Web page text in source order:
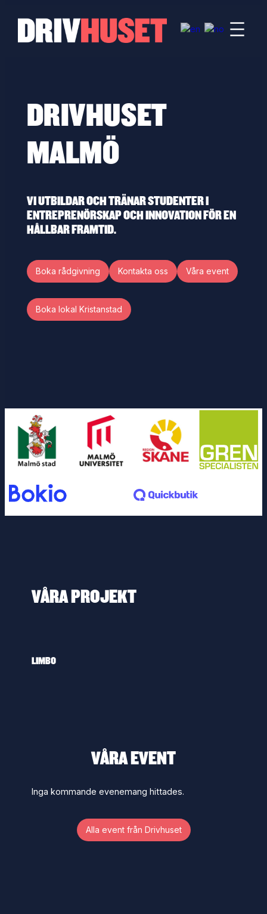
innehåll
DRIVHUSET
MALMÖ
VI UTBILDAR OCH TRÄNAR STUDENTER I
ENTREPRENÖRSKAP OCH INNOVATION FÖR EN
HÅLLBAR FRAMTID.
Boka rådgivning Kontakta oss Våra event
Boka lokal Kristanstad
VÅRA PROJEKT
LIMBO
VÅRA EVENT
Inga kommande evenemang hittades.
Alla event från Drivhuset